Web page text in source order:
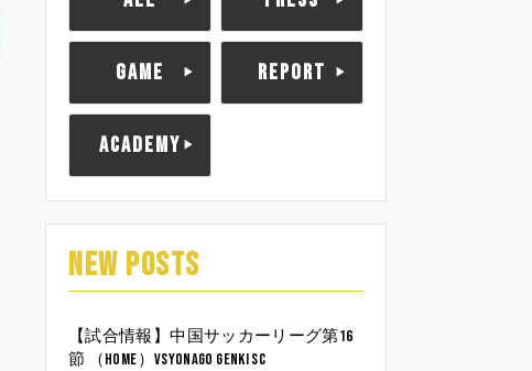
GAME REPORT
ACADEMY
NEW POSTS
【試合情報】中国サッカーリーグ第16
節 （HOME）vsYonago Genki SC